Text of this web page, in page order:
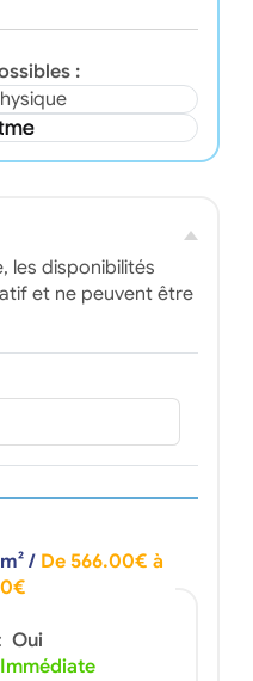
:
les disponibilités
et ne peuvent être
/ De 566.00€ à
Oui
Immédiate